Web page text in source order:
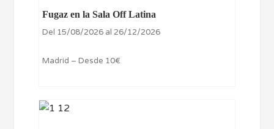
Fugaz en la Sala Off Latina
Del 15/08/2026 al 26/12/2026
Madrid – Desde 10€